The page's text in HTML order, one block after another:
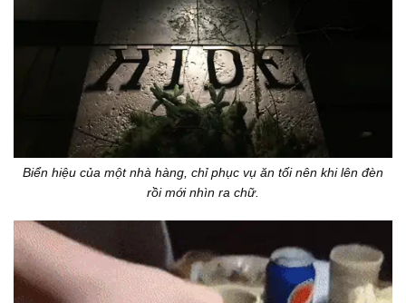
Biển hiệu của một nhà hàng, chỉ phục vụ ăn tối nên khi lên đèn
rồi mới nhìn ra chữ.